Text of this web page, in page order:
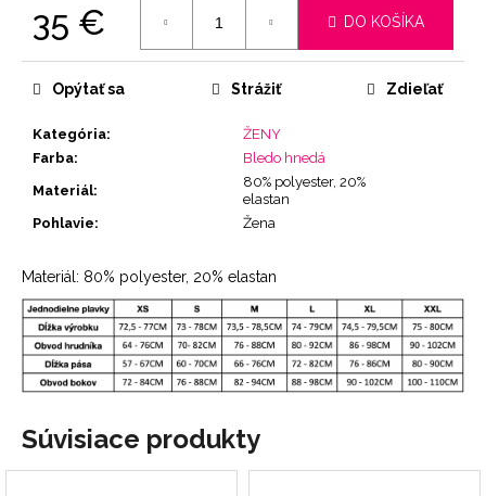
35 € DO KOŠÍKA
Kategória:
ŽENY
Farba:
Bledo hnedá
Materiál:
80% polyester, 20%
elastan
Pohlavie: Žena
Opýtať sa Strážiť Zdieľať
Materiál: 80% polyester, 20% elastan
Súvisiace produkty